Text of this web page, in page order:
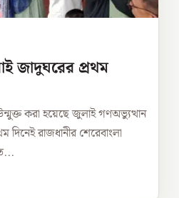
জাদুঘরের প্রথম
করা হয়েছে জুলাই গণঅভ্যুত্থান
রাজধানীর শেরেবাংলা